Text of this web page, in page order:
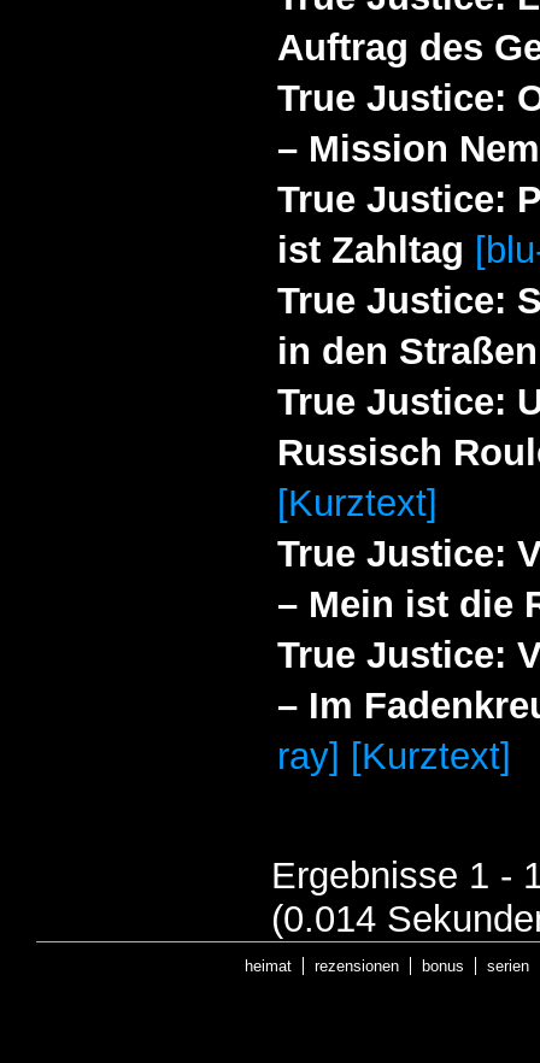
Auftrag des
True Justice:
– Mission
True Justice:
ist Zahltag
True Justice:
in den Straßen
True Justice:
Russisch
[Kurztext]
True Justice:
– Mein ist die
True Justice:
– Im
ray] [Kurztext]
Ergebnisse 1 -
(0.014
heimat rezensionen bonus serien